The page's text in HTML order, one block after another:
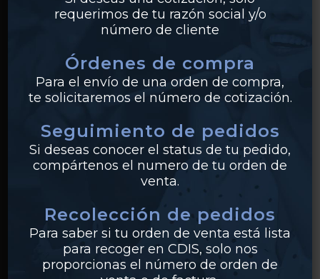
PRODUCTOS
Válvulas
Bridas
Conexiones
requerimos de tu razón social y/o
número de cliente
Órdenes de compra
Para el envío de una orden de compra,
te solicitaremos el número de cotización.
Seguimiento de pedidos
Si deseas conocer el status de tu pedido,
compártenos el numero de tu orden de
venta.
Recolección de pedidos
Para saber si tu orden de venta está lista
para recoger en CDIS, solo nos
proporcionas el número de orden de